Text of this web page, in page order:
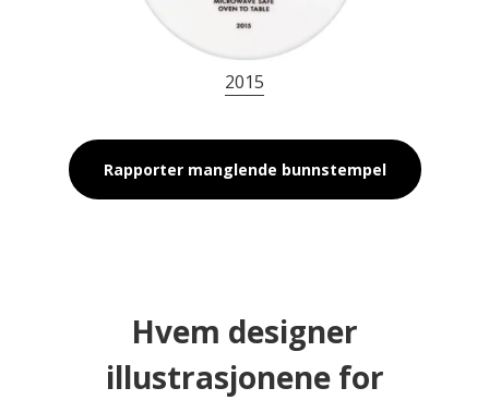
2015
Rapporter manglende bunnstempel
Hvem designer
illustrasjonene for